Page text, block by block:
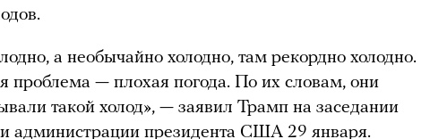
а необычайно холодно, там рекордно холодно.
проблема — плохая погода. По их словам, они
такой холод», — заявил Трамп на заседании
администрации президента США 29 января.